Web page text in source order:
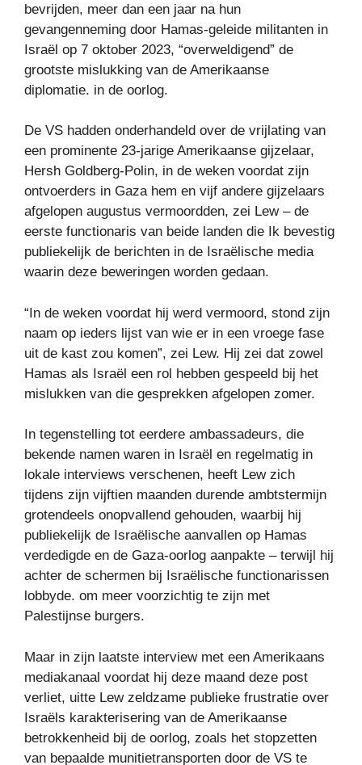
bevrijden, meer dan een jaar na hun
gevangenneming door Hamas-geleide militanten in
Israël op 7 oktober 2023, “overweldigend” de
grootste mislukking van de Amerikaanse
diplomatie. in de oorlog.
De VS hadden onderhandeld over de vrijlating van
een prominente 23-jarige Amerikaanse gijzelaar,
Hersh Goldberg-Polin, in de weken voordat zijn
ontvoerders in Gaza hem en vijf andere gijzelaars
afgelopen augustus vermoordden, zei Lew – de
eerste functionaris van beide landen die Ik bevestig
publiekelijk de berichten in de Israëlische media
waarin deze beweringen worden gedaan.
“In de weken voordat hij werd vermoord, stond zijn
naam op ieders lijst van wie er in een vroege fase
uit de kast zou komen”, zei Lew. Hij zei dat zowel
Hamas als Israël een rol hebben gespeeld bij het
mislukken van die gesprekken afgelopen zomer.
In tegenstelling tot eerdere ambassadeurs, die
bekende namen waren in Israël en regelmatig in
lokale interviews verschenen, heeft Lew zich
tijdens zijn vijftien maanden durende ambtstermijn
grotendeels onopvallend gehouden, waarbij hij
publiekelijk de Israëlische aanvallen op Hamas
verdedigde en de Gaza-oorlog aanpakte – terwijl hij
achter de schermen bij Israëlische functionarissen
lobbyde. om meer voorzichtig te zijn met
Palestijnse burgers.
Maar in zijn laatste interview met een Amerikaans
mediakanaal voordat hij deze maand deze post
verliet, uitte Lew zeldzame publieke frustratie over
Israëls karakterisering van de Amerikaanse
betrokkenheid bij de oorlog, zoals het stopzetten
van bepaalde munitietransporten door de VS te